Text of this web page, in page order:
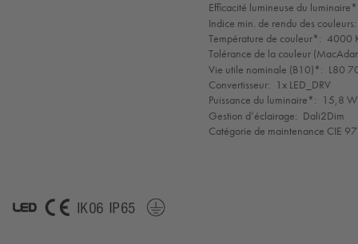
Efficacité lumineuse du
Indice min. de rendu des couleurs:
Température de couleur*: 4000
Tolérance de la couleur
Vie utile nominale (B10)*: L80
Convertisseur: 1x LED_DRV
Puissance du luminaire*: 15,8 W
Gestion d’éclairage: Dali2Dim
Catégorie de maintenance CIE